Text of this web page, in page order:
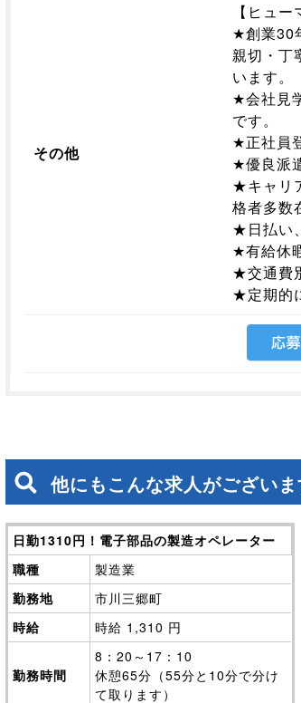
その他
【ヒュー
★創業30
親切・丁
います。
★会社見
です。
★正社員
★優良派
★キャリ
格者多数
★日払い
★有給休
★交通費
★定期的